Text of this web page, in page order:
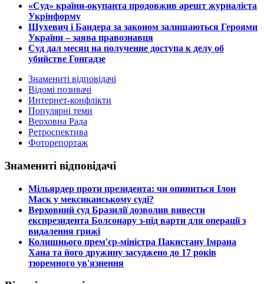
​«Суд» країни-окупанта продовжив арешт журналіста
Укрінформу
Шухевич і Бандера за законом залишаються Героями
України – заява правознавця
Суд дал месяц на получение доступа к делу об
убийстве Гонгадзе
Знамениті відповідачі
Відомі позивачі
Интернет-конфлікти
Популярні теми
Верховна Рада
Ретроспектива
Фоторепортаж
Знамениті відповідачі
​Мільярдер проти президента: чи опиниться Ілон
Маск у мексиканському суді?
​Верховний суд Бразилії дозволив вивести
експрезидента Болсонару з-під варти для операції з
видалення грижі
​Колишнього прем'єр-міністра Пакистану Імрана
Хана та його дружину засуджено до 17 років
тюремного ув'язнення